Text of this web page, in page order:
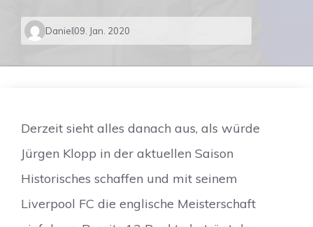
Daniel09. Jan. 2020
Derzeit sieht alles danach aus, als würde
Jürgen Klopp in der aktuellen Saison
Historisches schaffen und mit seinem
Liverpool FC die englische Meisterschaft